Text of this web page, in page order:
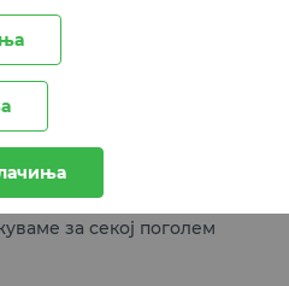
на безбедно место -
штедните влогови до
независност,
животни ситуации,
даваат сигурност,
за секој поголем